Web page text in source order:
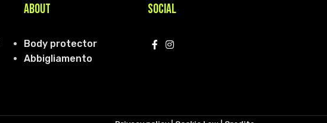
ABOUT
Body protector
Abbigliamento
SOCIAL